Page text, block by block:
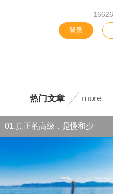
登录
热门文章 more
01.真正的高级，是慢和少